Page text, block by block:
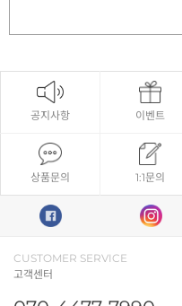
공지사항 이벤트
상품문의 1:1문의
CUSTOMER SERVICE
고객센터